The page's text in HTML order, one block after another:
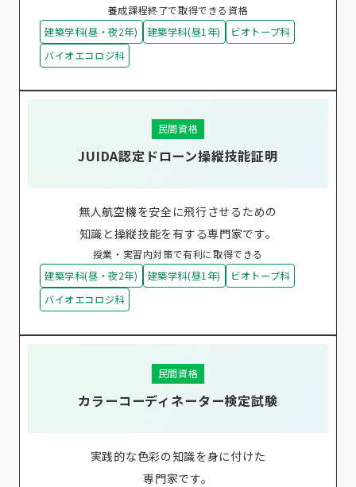
養成課程終了で取得できる資格
建築学科(昼・夜2年) 建築学科(昼1年)
ビオトープ科
バイオエコロジ科
民間資格
JUIDA認定ドローン操縦技能証明
無人航空機を安全に飛行させるための
知識と操縦技能を有する専門家です。
授業・実習内対策で有利に取得できる
建築学科(昼・夜2年) 建築学科(昼1年)
ビオトープ科
バイオエコロジ科
民間資格
カラーコーディネーター検定試験
実践的な色彩の知識を身に付けた
専門家です。